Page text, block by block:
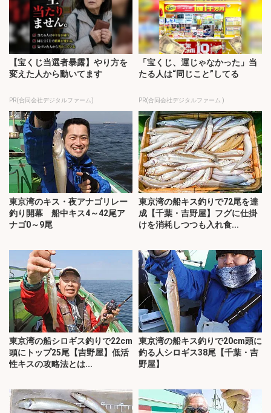
【宝くじ当選者暴露】やり方を
変えた人から動いてます
PR(合同会社デジタルファーム)
「宝くじ、運じゃなかった」当
たる人は“同じこと”してる
PR(合同会社デジタルファーム )
東京湾のキス・夜アナゴリレー
釣り開幕 船中キス4～42尾ア
ナゴ0～9尾
東京湾の船キス釣りで72尾を達
成【千葉・吉野屋】フグに仕掛
けを消耗しつつも入れ食...
東京湾の船シロギス釣りで22cm
頭にトップ25尾【吉野屋】低活
性キスの攻略法とは...
東京湾の船キス釣りで20cm頭に
釣る人シロギス38尾【千葉・吉
野屋】